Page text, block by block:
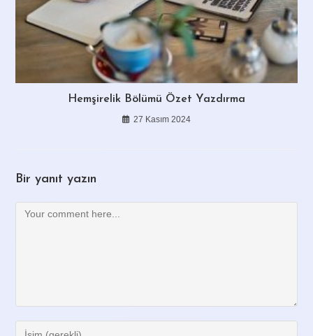
Hemşirelik Bölümü Özet Yazdırma
27 Kasım 2024
Bir yanıt yazın
Comment
Enter